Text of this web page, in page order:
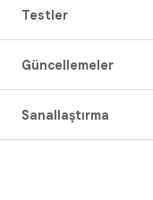
Testler
Güncellemeler
Sanallaştırma